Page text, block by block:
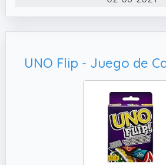
✔️ Viene en una lata de viaje
portátil.